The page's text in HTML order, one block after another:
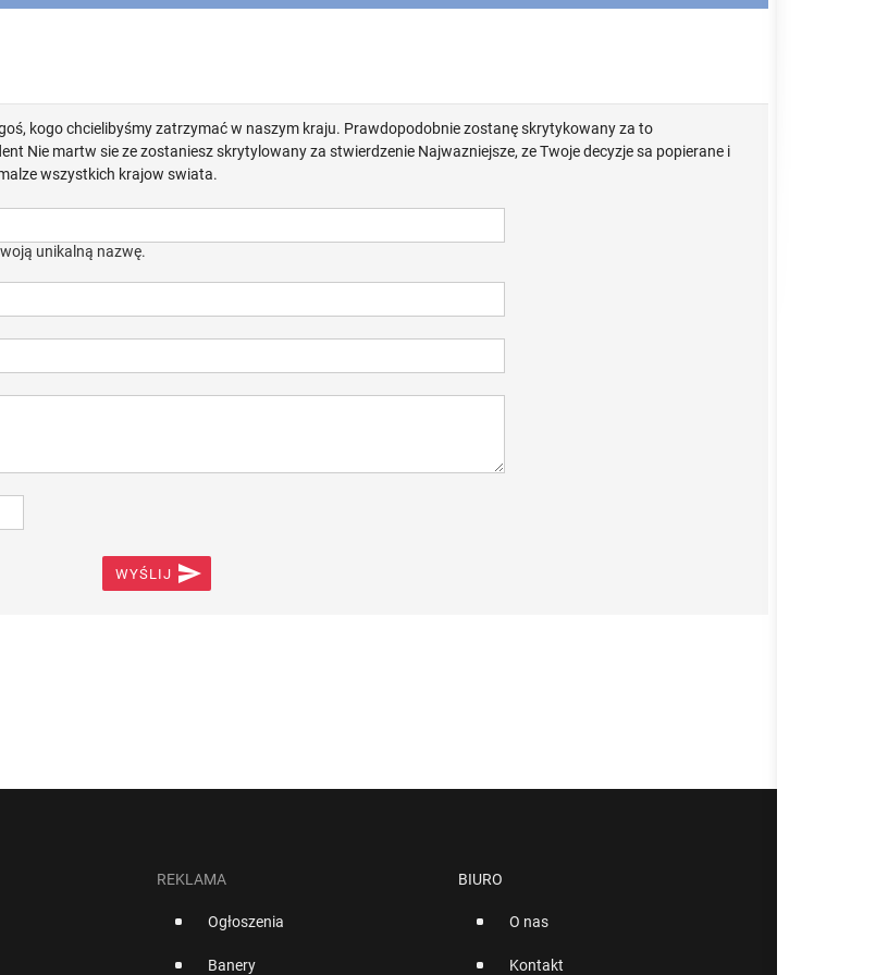
kogo chcielibyśmy zatrzymać w naszym kraju. Prawdopodobnie zostanę skrytykowany za to
Nie martw sie ze zostaniesz skrytylowany za stwierdzenie Najwazniejsze, ze Twoje decyzje sa popierane i
wszystkich krajow swiata.
unikalną nazwę.
WYŚLIJ 
REKLAMA
Ogłoszenia
Banery
BIURO
O nas
Kontakt